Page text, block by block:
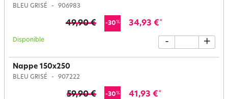
BLEU GRISÉ 906983
49,90 € -30% 34,93 €*
Disponible - +
Nappe 150x250
BLEU GRISÉ 907222
59,90 € -30% 41,93 €*